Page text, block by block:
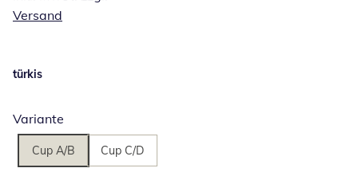
Versand
türkis
Variante
Cup A/B Cup C/D